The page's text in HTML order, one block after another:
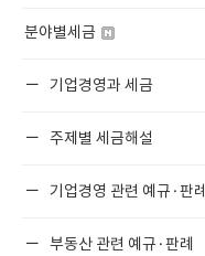
분야별세금
기업경영과 세금
주제별 세금해설
기업경영 관련 예규·판례
부동산 관련 예규·판례